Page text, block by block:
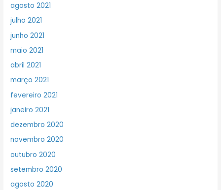
agosto 2021
julho 2021
junho 2021
maio 2021
abril 2021
março 2021
fevereiro 2021
janeiro 2021
dezembro 2020
novembro 2020
outubro 2020
setembro 2020
agosto 2020